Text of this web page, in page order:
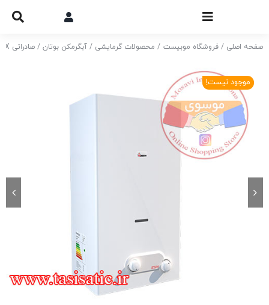
صفحه اصلی فروشگاه موبیست محصولات گرمایشی آبگرمکن بوتان صادراتی BX
موجود نیست!